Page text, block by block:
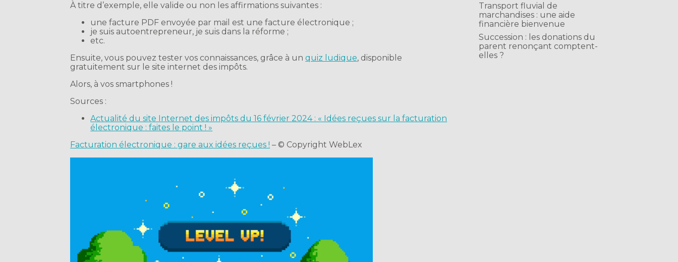
À titre d’exemple, elle valide ou non les affirmations suivantes :
une facture PDF envoyée par mail est une facture électronique ;
je suis autoentrepreneur, je suis dans la réforme ;
etc.
Ensuite, vous pouvez tester vos connaissances, grâce à unquiz ludique, disponible
gratuitement sur le site internet des impôts.
Alors, à vos smartphones !
Sources :
Actualité du site Internet des impôts du 16 février 2024 : « Idées reçues sur la facturation
électronique : faites le point ! »
Facturation électronique : gare aux idées reçues ! – © Copyright WebLex
Transport fluvial de
marchandises : une aide
financière bienvenue
Succession : les donations du
parent renonçant comptent-
elles ?